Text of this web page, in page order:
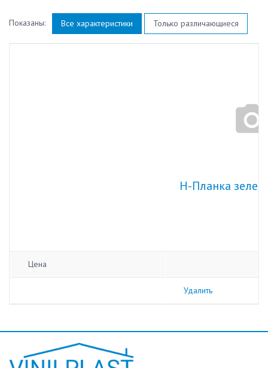
Показаны: Все характеристики Только различающиеся
H-Планка
Цена
Удалить